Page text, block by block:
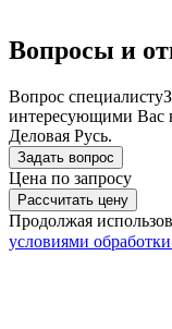
Вопросы и
Вопрос специалисту
интересующими Вас
Деловая Русь.
Задать вопрос
Цена по запросу
Рассчитать цену
Продолжая
условиями